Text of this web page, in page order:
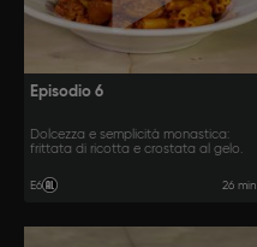
Episodio 6
Dolcezza e semplicità monastica:
frittata di ricotta e crostata al gelo.
E6 26 min